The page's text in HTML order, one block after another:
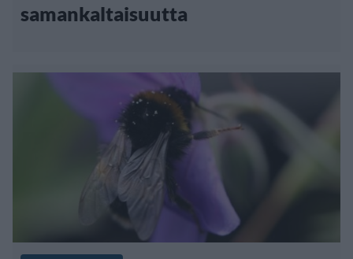
samankaltaisuutta